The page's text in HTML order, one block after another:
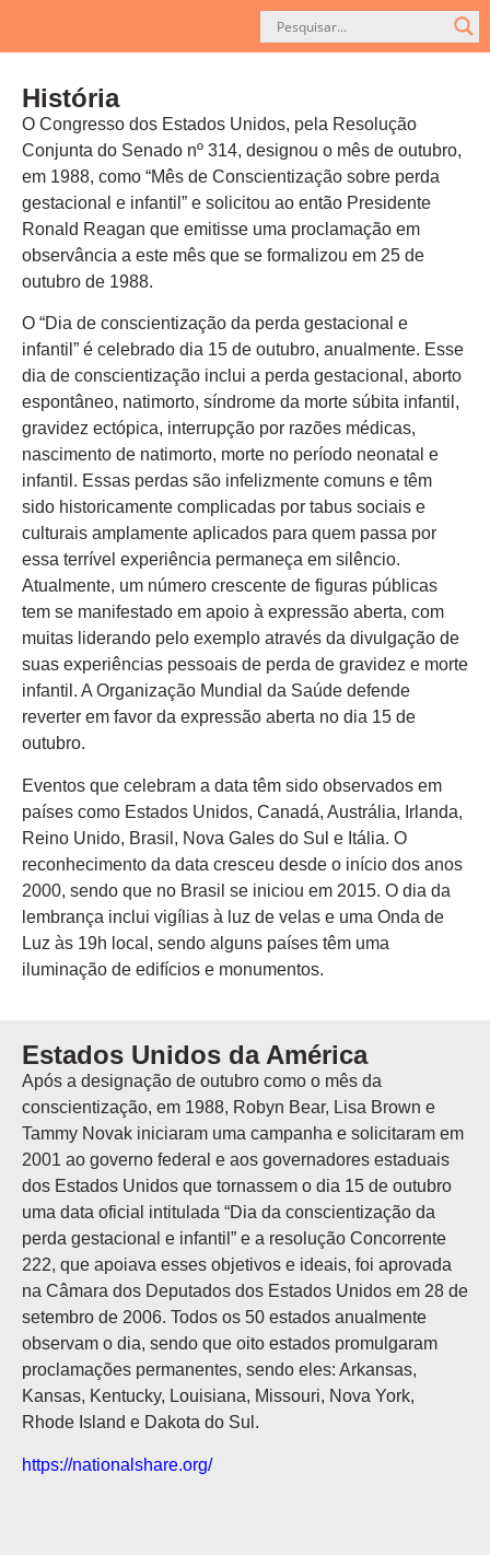
História
O Congresso dos Estados Unidos, pela Resolução
Conjunta do Senado nº 314, designou o mês de outubro,
em 1988, como “Mês de Conscientização sobre perda
gestacional e infantil” e solicitou ao então Presidente
Ronald Reagan que emitisse uma proclamação em
observância a este mês que se formalizou em 25 de
outubro de 1988.
O “Dia de conscientização da perda gestacional e
infantil” é celebrado dia 15 de outubro, anualmente. Esse
dia de conscientização inclui a perda gestacional, aborto
espontâneo, natimorto, síndrome da morte súbita infantil,
gravidez ectópica, interrupção por razões médicas,
nascimento de natimorto, morte no período neonatal e
infantil. Essas perdas são infelizmente comuns e têm
sido historicamente complicadas por tabus sociais e
culturais amplamente aplicados para quem passa por
essa terrível experiência permaneça em silêncio.
Atualmente, um número crescente de figuras públicas
tem se manifestado em apoio à expressão aberta, com
muitas liderando pelo exemplo através da divulgação de
suas experiências pessoais de perda de gravidez e morte
infantil. A Organização Mundial da Saúde defende
reverter em favor da expressão aberta no dia 15 de
outubro.
Eventos que celebram a data têm sido observados em
países como Estados Unidos, Canadá, Austrália, Irlanda,
Reino Unido, Brasil, Nova Gales do Sul e Itália. O
reconhecimento da data cresceu desde o início dos anos
2000, sendo que no Brasil se iniciou em 2015. O dia da
lembrança inclui vigílias à luz de velas e uma Onda de
Luz às 19h local, sendo alguns países têm uma
iluminação de edifícios e monumentos.
Estados Unidos da América
Após a designação de outubro como o mês da
conscientização, em 1988, Robyn Bear, Lisa Brown e
Tammy Novak iniciaram uma campanha e solicitaram em
2001 ao governo federal e aos governadores estaduais
dos Estados Unidos que tornassem o dia 15 de outubro
uma data oficial intitulada “Dia da conscientização da
perda gestacional e infantil” e a resolução Concorrente
222, que apoiava esses objetivos e ideais, foi aprovada
na Câmara dos Deputados dos Estados Unidos em 28 de
setembro de 2006. Todos os 50 estados anualmente
observam o dia, sendo que oito estados promulgaram
proclamações permanentes, sendo eles: Arkansas,
Kansas, Kentucky, Louisiana, Missouri, Nova York,
Rhode Island e Dakota do Sul.
https://nationalshare.org/